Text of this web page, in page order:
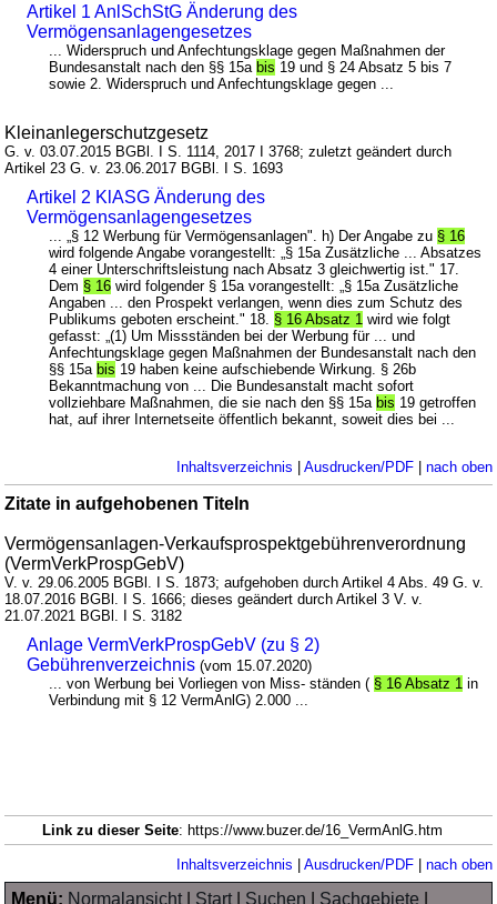
Artikel 1 AnlSchStG Änderung des
Vermögensanlagengesetzes
... Widerspruch und Anfechtungsklage gegen Maßnahmen der
Bundesanstalt nach den §§ 15abis 19 und § 24 Absatz 5 bis 7
sowie 2. Widerspruch und Anfechtungsklage gegen ...
Kleinanlegerschutzgesetz
G. v. 03.07.2015 BGBl. I S. 1114, 2017 I 3768; zuletzt geändert durch
Artikel 23 G. v. 23.06.2017 BGBl. I S. 1693
Artikel 2 KlASG Änderung des
Vermögensanlagengesetzes
... „§ 12 Werbung für Vermögensanlagen". h) Der Angabe zu § 16
wird folgende Angabe vorangestellt: „§ 15a Zusätzliche ... Absatzes
4 einer Unterschriftsleistung nach Absatz 3 gleichwertig ist." 17.
Dem § 16 wird folgender § 15a vorangestellt: „§ 15a Zusätzliche
Angaben ... den Prospekt verlangen, wenn dies zum Schutz des
Publikums geboten erscheint." 18. § 16 Absatz 1 wird wie folgt
gefasst: „(1) Um Missständen bei der Werbung für ... und
Anfechtungsklage gegen Maßnahmen der Bundesanstalt nach den
§§ 15abis 19 haben keine aufschiebende Wirkung. § 26b
Bekanntmachung von ... Die Bundesanstalt macht sofort
vollziehbare Maßnahmen, die sie nach den §§ 15abis 19 getroffen
hat, auf ihrer Internetseite öffentlich bekannt, soweit dies bei ...
Inhaltsverzeichnis | Ausdrucken/PDF| nach oben
Zitate in aufgehobenen Titeln
Vermögensanlagen-Verkaufsprospektgebührenverordnung
(VermVerkProspGebV)
V. v. 29.06.2005 BGBl. I S. 1873; aufgehoben durch Artikel 4 Abs. 49 G. v.
18.07.2016 BGBl. I S. 1666; dieses geändert durch Artikel 3 V. v.
21.07.2021 BGBl. I S. 3182
Anlage VermVerkProspGebV (zu § 2)
Gebührenverzeichnis (vom 15.07.2020)
... von Werbung bei Vorliegen von Miss- ständen ( § 16 Absatz 1 in
Verbindung mit § 12 VermAnlG) 2.000 ...
Link zu dieser Seite: https://www.buzer.de/16_VermAnlG.htm
Inhaltsverzeichnis | Ausdrucken/PDF| nach oben
Menü: Normalansicht| Start| Suchen Sachgebiete